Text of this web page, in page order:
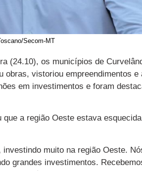
Secom-MT
(24.10), os municípios de
obras, vistoriou empreendimentos e
em investimentos e foram
a região Oeste estava
muito na região Oeste.
grandes investimentos.